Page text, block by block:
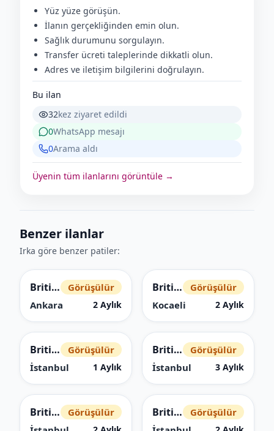
Yüz yüze görüşün.
İlanın gerçekliğinden emin olun.
Sağlık durumunu sorgulayın.
Transfer ücreti taleplerinde dikkatli olun.
Adres ve iletişim bilgilerini doğrulayın.
Bu ilan
32kez ziyaret edildi
0WhatsApp mesajı
0Arama aldı
Üyenin tüm ilanlarını görüntüle →
Benzer ilanlar
Irka göre benzer patiler:
British Shorthair
Görüşülür
Ankara
2 Aylık
British Shorthair
Görüşülür
Kocaeli
2 Aylık
British Shorthair
Görüşülür
İstanbul
1 Aylık
British Shorthair
Görüşülür
İstanbul
3 Aylık
British Shorthair
Görüşülür
British Shorthair
Görüşülür